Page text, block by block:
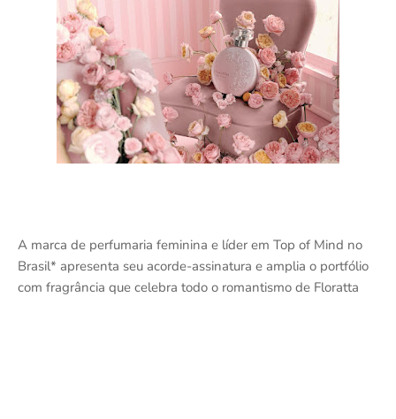
A marca de perfumaria feminina e líder em Top of Mind no
Brasil* apresenta seu acorde-assinatura e amplia o portfólio
com fragrância que celebra todo o romantismo de Floratta